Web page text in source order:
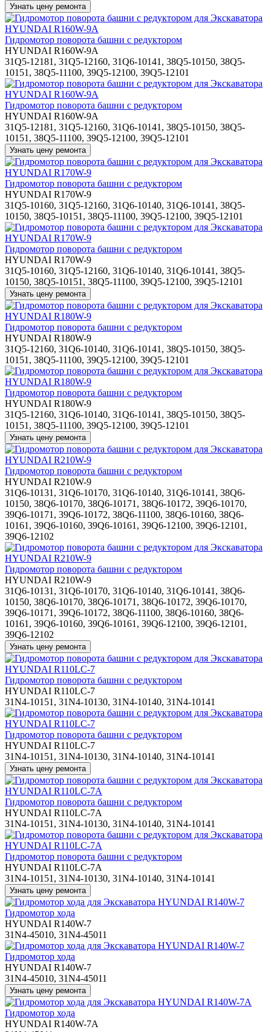
Гидромотор поворота башни с редуктором
HYUNDAI R160W-9A
31Q5-12181, 31Q5-12160, 31Q6-10141, 38Q5-10150, 38Q5-
10151, 38Q5-11100, 39Q5-12100, 39Q5-12101
Гидромотор поворота башни с редуктором
HYUNDAI R160W-9A
31Q5-12181, 31Q5-12160, 31Q6-10141, 38Q5-10150, 38Q5-
10151, 38Q5-11100, 39Q5-12100, 39Q5-12101
Гидромотор поворота башни с редуктором
HYUNDAI R170W-9
31Q5-10160, 31Q5-12160, 31Q6-10140, 31Q6-10141, 38Q5-
10150, 38Q5-10151, 38Q5-11100, 39Q5-12100, 39Q5-12101
Гидромотор поворота башни с редуктором
HYUNDAI R170W-9
31Q5-10160, 31Q5-12160, 31Q6-10140, 31Q6-10141, 38Q5-
10150, 38Q5-10151, 38Q5-11100, 39Q5-12100, 39Q5-12101
Гидромотор поворота башни с редуктором
HYUNDAI R180W-9
31Q5-12160, 31Q6-10140, 31Q6-10141, 38Q5-10150, 38Q5-
10151, 38Q5-11100, 39Q5-12100, 39Q5-12101
Гидромотор поворота башни с редуктором
HYUNDAI R180W-9
31Q5-12160, 31Q6-10140, 31Q6-10141, 38Q5-10150, 38Q5-
10151, 38Q5-11100, 39Q5-12100, 39Q5-12101
Гидромотор поворота башни с редуктором
HYUNDAI R210W-9
31Q6-10131, 31Q6-10170, 31Q6-10140, 31Q6-10141, 38Q6-
10150, 38Q6-10170, 38Q6-10171, 38Q6-10172, 39Q6-10170,
39Q6-10171, 39Q6-10172, 38Q6-11100, 38Q6-10160, 38Q6-
10161, 39Q6-10160, 39Q6-10161, 39Q6-12100, 39Q6-12101,
39Q6-12102
Гидромотор поворота башни с редуктором
HYUNDAI R210W-9
31Q6-10131, 31Q6-10170, 31Q6-10140, 31Q6-10141, 38Q6-
10150, 38Q6-10170, 38Q6-10171, 38Q6-10172, 39Q6-10170,
39Q6-10171, 39Q6-10172, 38Q6-11100, 38Q6-10160, 38Q6-
10161, 39Q6-10160, 39Q6-10161, 39Q6-12100, 39Q6-12101,
39Q6-12102
Гидромотор поворота башни с редуктором
HYUNDAI R110LC-7
31N4-10151, 31N4-10130, 31N4-10140, 31N4-10141
Гидромотор поворота башни с редуктором
HYUNDAI R110LC-7
31N4-10151, 31N4-10130, 31N4-10140, 31N4-10141
Гидромотор поворота башни с редуктором
HYUNDAI R110LC-7A
31N4-10151, 31N4-10130, 31N4-10140, 31N4-10141
Гидромотор поворота башни с редуктором
HYUNDAI R110LC-7A
31N4-10151, 31N4-10130, 31N4-10140, 31N4-10141
Гидромотор хода
HYUNDAI R140W-7
31N4-45010, 31N4-45011
Гидромотор хода
HYUNDAI R140W-7
31N4-45010, 31N4-45011
Гидромотор хода
HYUNDAI R140W-7A